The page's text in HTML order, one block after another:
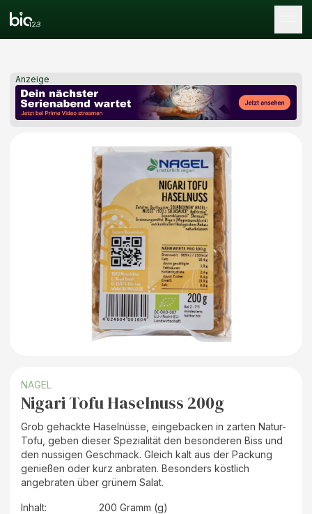
Anzeige
NAGEL
Nigari Tofu Haselnuss 200g
Grob gehackte Haselnüsse, eingebacken in zarten Natur-
Tofu, geben dieser Spezialität den besonderen Biss und
den nussigen Geschmack. Gleich kalt aus der Packung
genießen oder kurz anbraten. Besonders köstlich
angebraten über grünem Salat.
Inhalt:
200 Gramm (g)